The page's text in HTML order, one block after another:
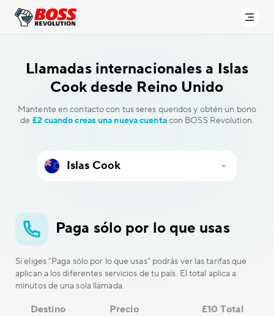
Llamadas internacionales a Islas
Cook desde Reino Unido
Mantente en contacto con tus seres queridos y obtén un bono
de £2 cuando creas una nueva cuentacon BOSS Revolution.
Paga sólo por lo que usas
Si eliges "Paga sólo por lo que usas" podrás ver las tarifas que
aplican a los diferentes servicios de tu país. El total aplica a
minutos de una sola llamada.
Destino Precio £10 Total